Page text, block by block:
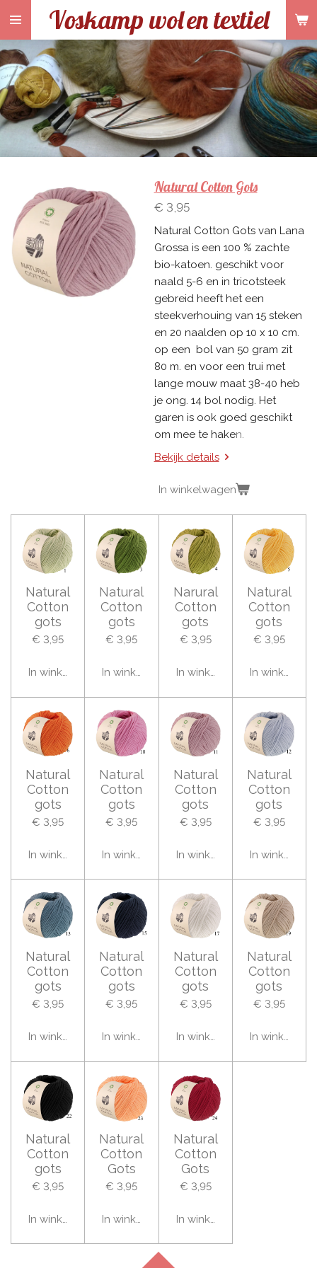
Ga
naar
de
hoofdinhoud
Voskamp wolen textiel
Natural Cotton Gots
€ 3,95
Natural Cotton Gots van Lana
Grossa is een 100 % zachte
bio-katoen. geschikt voor
naald 5-6 en in tricotsteek
gebreid heeft het een
steekverhouing van 15 steken
en 20 naalden op 10 x 10 cm.
op een bol van 50 gram zit
80 m. en voor een trui met
lange mouw maat 38-40 heb
je ong. 14 bol nodig. Het
garen is ook goed geschikt
om mee te haken.
Bekijk details
In winkelwagen
Natural
Cotton
gots
€ 3,95
In winkelwagen
Natural
Cotton
gots
€ 3,95
In winkelwagen
Narural
Cotton
gots
€ 3,95
In winkelwagen
Natural
Cotton
gots
€ 3,95
In
Natural
Cotton
gots
€ 3,95
In winkelwagen
Natural
Cotton
gots
€ 3,95
In winkelwagen
Natural
Cotton
gots
€ 3,95
In winkelwagen
Natural
Cotton
gots
€ 3,95
In
Natural
Cotton
gots
€ 3,95
In winkelwagen
Natural
Cotton
gots
€ 3,95
In winkelwagen
Natural
Cotton
gots
€ 3,95
In winkelwagen
Natural
Cotton
gots
€ 3,95
In
Natural
Cotton
gots
€ 3,95
In winkelwagen
Natural
Cotton
Gots
€ 3,95
In winkelwagen
Natural
Cotton
Gots
€ 3,95
In winkelwagen